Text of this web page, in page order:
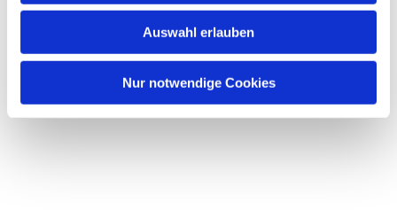
Auswahl erlauben
Nur notwendige Cookies